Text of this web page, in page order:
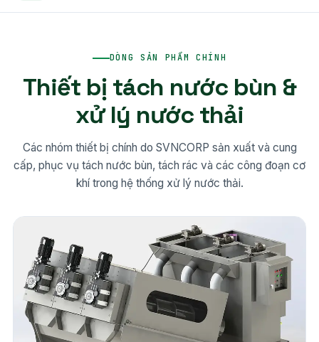
DÒNG SẢN PHẨM CHÍNH
Thiết bị tách nước bùn &
xử lý nước thải
Các nhóm thiết bị chính do SVNCORP sản xuất và cung
cấp, phục vụ tách nước bùn, tách rác và các công đoạn cơ
khí trong hệ thống xử lý nước thải.
22 model